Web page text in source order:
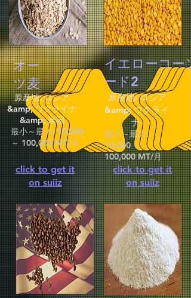
オー
ツ麦
原産地: ロシア
&amp; ウクライナ
&amp; 米国
最小～最大: 10,000
～ 100,000 MT/月
click to get it
on suiiz
イエローコー
ード2
原産地: ロシア
&amp; ウクライ
ナ
最小～最大:
10,000 ～
100,000 MT/月
click to get it
on suiiz